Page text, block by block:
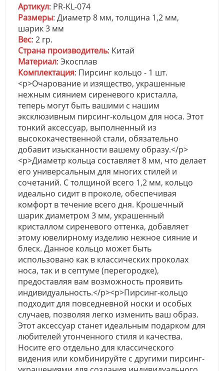
Артикул: PR-KL-074
Размеры: Диаметр 8 мм, толщина 1,2 мм,
шарик 3 мм
Вес: 2 гр.
Страна производитель: Китай
Материал: Экосплав
Комплектация: Пирсинг кольцо - 1 шт.
<p>Очарование и изящество, украшенные
нежным сиянием сиреневого кристалла,
теперь могут быть вашими с нашим
эксклюзивным пирсинг-кольцом для носа. Этот
тонкий аксессуар, выполненный из
высококачественной стали, обязательно
добавит изысканности вашему образу.</p>
<p>Диаметр кольца составляет 8 мм, что делает
его универсальным для многих стилей и
сочетаний. С толщиной всего 1,2 мм, кольцо
идеально сидит в проколе, обеспечивая
комфорт в течение всего дня. Крошечный
шарик диаметром 3 мм, украшенный
кристаллом сиреневого оттенка, добавляет
этому ювелирному изделию нежное сияние и
блеск. Данное кольцо может быть
использовано как в классических проколах
носа, так и в септуме (перегородке),
предоставляя вам возможность проявить
индивидуальность.</p><p>Пирсинг-кольцо
подходит для повседневной носки и особых
случаев, позволяя легко изменить ваш образ.
Этот аксессуар станет идеальным подарком для
любителей утонченного стиля и качества.
Носите его отдельно для классического
видения или комбинируйте с другими пирсинг-